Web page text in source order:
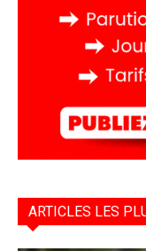
ARTICLES LES